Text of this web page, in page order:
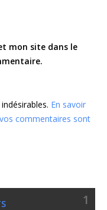
mon site dans le
En savoir
commentaires sont
1